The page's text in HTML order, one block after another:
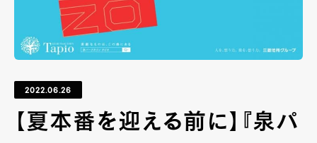
2022.06.26
【夏本番を迎える前に】『泉パ